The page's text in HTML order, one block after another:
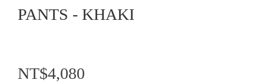
PANTS - KHAKI
NT$4,080